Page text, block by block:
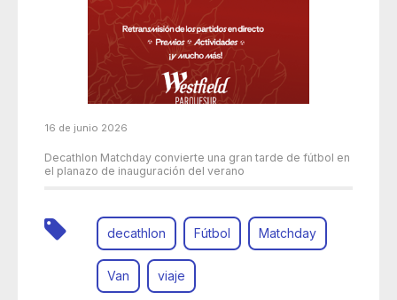
16 de junio 2026
Decathlon Matchday convierte una gran tarde de fútbol en
el planazo de inauguración del verano
decathlon Fútbol Matchday
Van viaje